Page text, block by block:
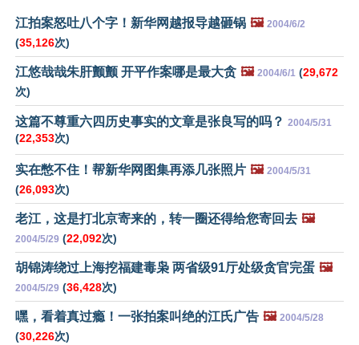
江拍案怒吐八个字！新华网越报导越砸锅 🖼️ 2004/6/2
(35,126次)
江悠哉哉朱肝颤颤 开平作案哪是最大贪 🖼️ 2004/6/1 (29,672
次)
这篇不尊重六四历史事实的文章是张良写的吗？ 2004/5/31
(22,353次)
实在憋不住！帮新华网图集再添几张照片 🖼️ 2004/5/31
(26,093次)
老江，这是打北京寄来的，转一圈还得给您寄回去 🖼️
2004/5/29 (22,092次)
胡锦涛绕过上海挖福建毒枭 两省级91厅处级贪官完蛋 🖼️
2004/5/29 (36,428次)
嘿，看着真过瘾！一张拍案叫绝的江氏广告 🖼️ 2004/5/28
(30,226次)